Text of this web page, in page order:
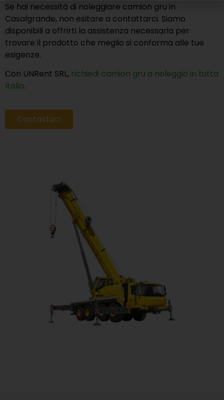
Se hai necessità di noleggiare camion gru in
Casalgrande, non esitare a contattarci. Siamo
disponibili a offrirti la assistenza necessaria per
trovare il prodotto che meglio si conforma alle tue
esigenze.
Con UNRent SRL, richiedi camion gru a noleggio in tutta
Italia.
Contattaci